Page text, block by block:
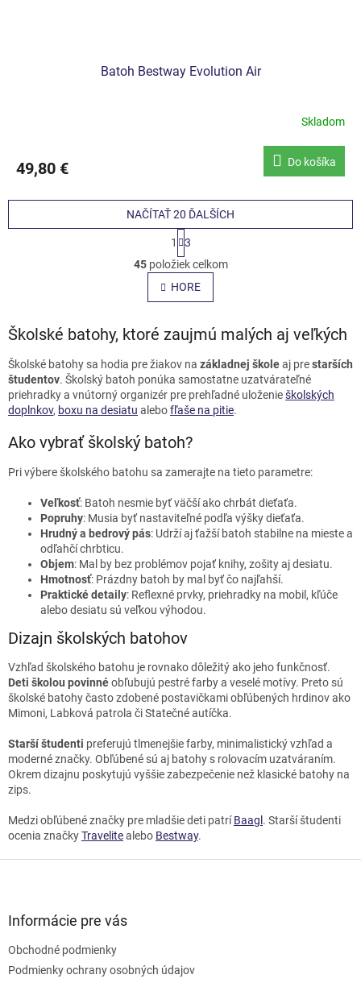
Batoh Bestway Evolution Air
Skladom
49,80 € Do košíka
O
v
l
á
a
i
e
p
r
k
v
p
i
s
NAČÍTAŤ 20 ĎALŠÍCH
S
t
r
á
n
k
v
a
i
e
1
3
45položiek celkom
HORE
Školské batohy, ktoré zaujmú malých aj veľkých
Školské batohy sa hodia pre žiakov na základnej školeaj prestarších
študentov. Školský batoh ponúka samostatne uzatvárateľné
priehradky a vnútorný organizér pre prehľadné uloženieškolských
doplnkov, boxu na desiatu alebofľaše na pitie.
Ako vybrať školský batoh?
Pri výbere školského batohu sa zamerajte na tieto parametre:
Veľkosť: Batoh nesmie byť väčší ako chrbát dieťaťa.
Popruhy: Musia byť nastaviteľné podľa výšky dieťaťa.
Hrudný a bedrový pás: Udrží aj ťažší batoh stabilne na mieste a
odľahčí chrbticu.
Objem: Mal by bez problémov pojať knihy, zošity aj desiatu.
Hmotnosť: Prázdny batoh by mal byť čo najľahší.
Praktické detaily: Reflexné prvky, priehradky na mobil, kľúče
alebo desiatu sú veľkou výhodou.
Dizajn školských batohov
Vzhľad školského batohu je rovnako dôležitý ako jeho funkčnosť.
Deti školou povinnéobľubujú pestré farby a veselé motívy. Preto sú
školské batohy často zdobené postavičkami obľúbených hrdinov ako
Mimoni, Labková patrola či Statečné autíčka.
Starší študenti preferujú tlmenejšie farby, minimalistický vzhľad a
moderné značky. Obľúbené sú aj batohy s rolovacím uzatváraním.
Okrem dizajnu poskytujú vyššie zabezpečenie než klasické batohy na
zips.
Medzi obľúbené značky pre mladšie deti patríBaagl . Starší študenti
ocenia značkyTravelitealebo Bestway.
Informácie pre vás
Obchodné podmienky
Podmienky ochrany osobných údajov